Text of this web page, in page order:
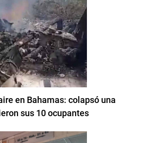
en Bahamas: colapsó una
sus 10 ocupantes